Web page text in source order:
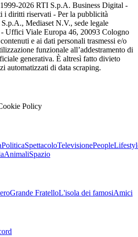
2026 RTI S.p.A. Business Digital -
i diritti riservati - Per la pubblicità
Mediaset N.V., sede legale
- Uffici Viale Europa 46, 20093 Cologno
e ai dati personali trasmessi e/o
funzionale all’addestramento di
generativa. È altresì fatto divieto
automatizzati di data scraping.
Policy
PoliticaSpettacoloTelevisionePeople
AnimaliSpazio
Grande FratelloL'isola dei famosiAmici